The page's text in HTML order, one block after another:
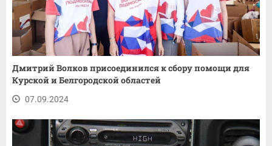
Дмитрий Волков присоединился к сбору помощи для
Курской и Белгородской областей
07.09.2024